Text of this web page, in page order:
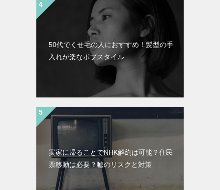
50代でくせ毛の人におすすめ！髪型の手
入れが楽なボブスタイル
実家に帰ることでNHK解約は可能？住民
票移動は必要？嘘のリスクと対策